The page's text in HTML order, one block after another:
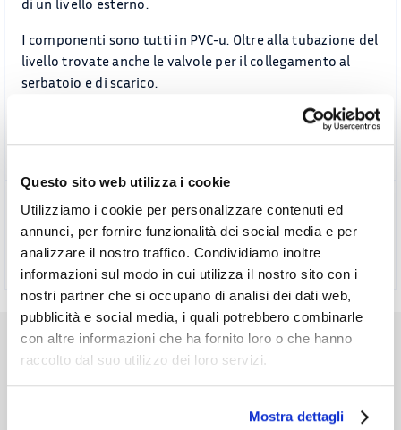
Questo sito web utilizza i cookie
Utilizziamo i cookie per personalizzare contenuti ed
annunci, per fornire funzionalità dei social media e per
analizzare il nostro traffico. Condividiamo inoltre
informazioni sul modo in cui utilizza il nostro sito con i
nostri partner che si occupano di analisi dei dati web,
pubblicità e social media, i quali potrebbero combinarle
con altre informazioni che ha fornito loro o che hanno
raccolto dal suo utilizzo dei loro servizi.
Mostra dettagli
I componenti sono tutti in PVC-u. Oltre alla tubazione del
livello trovate anche le valvole per il collegamento al
serbatoio e di scarico.
Resteranno da aggiungere eventuali raccordi filettati o
Peso 0,0 kg
D (diametro) d 32 DN 25, d 40 DN 32
TI POTREBBE INTERESSARE…